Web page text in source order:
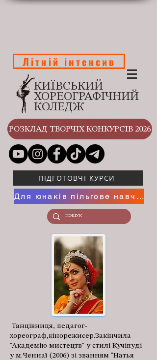
КИЇВСЬКИЙ
ХОРЕОГРАФІЧНИЙ
КОЛЕДЖ
Літній інтенсив
РОЗКЛАД ТВОРЧІХ КОНКУРСІВ 2026
ПІДГОТОВЧІ КУРСИ
Для юнаків пільгове навчання
Танцівниця, педагог-
хореограф,кінорежисер.Закінчила
"Академію мистецтв" у стилі Кучіпуді
у м.Ченнаї (2006) зі званням "Натья